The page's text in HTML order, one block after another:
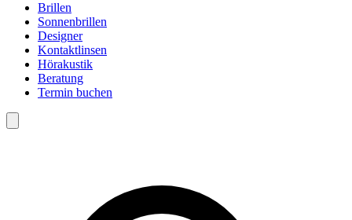
Brillen
Sonnenbrillen
Designer
Kontaktlinsen
Hörakustik
Beratung
Termin buchen